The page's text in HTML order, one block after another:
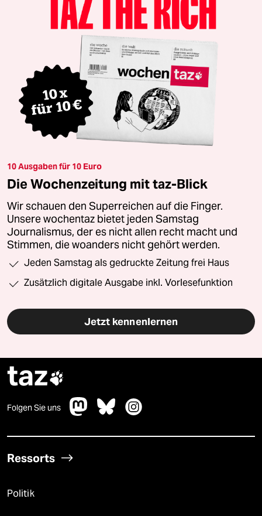
10 Ausgaben für 10 Euro
Die Wochenzeitung mit taz-Blick
Wir schauen den Superreichen auf die Finger.
Unsere wochentaz bietet jeden Samstag
Journalismus, der es nicht allen recht macht und
Stimmen, die woanders nicht gehört werden.
Jeden Samstag als gedruckte Zeitung frei Haus
Zusätzlich digitale Ausgabe inkl. Vorlesefunktion
Jetzt kennenlernen
taz
Folgen Sie uns
Ressorts
Politik